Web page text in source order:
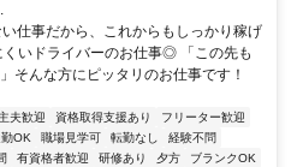
仕事だから、これからもしっかり稼げ
いドライバーのお仕事◎ 「この先も
そんな方にピッタリのお仕事です！
夫歓迎 資格取得支援あり
フリーター歓迎
OK 職場見学可 転勤なし
経験不問
有資格者歓迎 研修あり 夕方 ブランクOK